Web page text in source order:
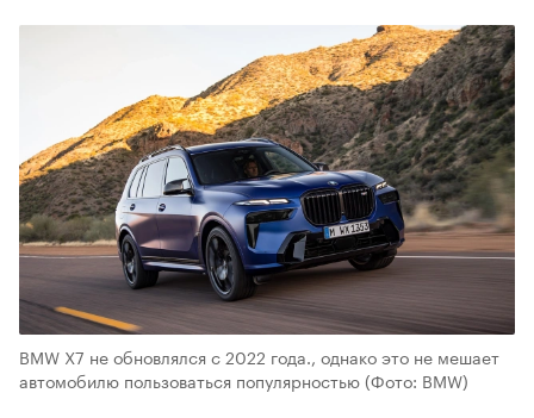
BMW X7 не обновлялся с 2022 года., однако это не мешает
автомобилю пользоваться популярностью(Фото: BMW)